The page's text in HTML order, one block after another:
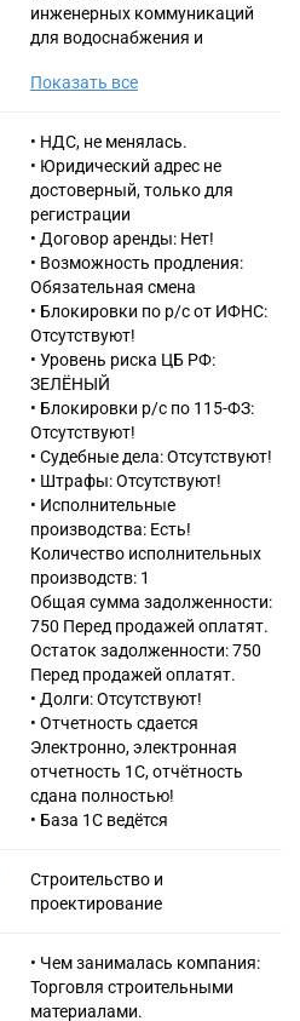
инженерных коммуникаций
для водоснабжения и
газоснабжения
земляных работ
43.21 Производство
электромонтажных работ
43.22 Производство
санитарно-технических работ,
монтаж отопительных систем
и систем кондиционирования
воздуха
43.29 Производство прочих
строительно-монтажных
работ
43.31 Производство
штукатурных работ
43.32 Работы столярные и
плотничные
43.33 Работы по устройству
покрытий полов и облицовке
стен
43.34 Производство
малярных и стекольных работ
43.39 Производство прочих
отделочных и завершающих
работ
43.91 Производство
кровельных работ
43.99 Работы строительные
специализированные прочие,
не включенные в другие
группировки
лакокрасочными
материалами и стеклом в
магазинах
68.10 Покупка и продажа
собственного недвижимого
Показать все
• НДС, не менялась.
• Юридический адрес не
достоверный, только для
регистрации
• Договор аренды: Нет!
• Возможность продления:
Обязательная смена
• Блокировки по р/с от ИФНС:
Отсутствуют!
• Уровень риска ЦБ РФ:
ЗЕЛЁНЫЙ
• Блокировки р/с по 115-ФЗ:
Отсутствуют!
• Судебные дела: Отсутствуют!
• Штрафы: Отсутствуют!
• Исполнительные
производства: Есть!
Количество исполнительных
производств: 1
Общая сумма задолженности:
750 Перед продажей оплатят.
Остаток задолженности: 750
Перед продажей оплатят.
• Долги: Отсутствуют!
• Отчетность сдается
Электронно, электронная
отчетность 1С, отчётность
сдана полностью!
• База 1С ведётся
Строительство и
проектирование
• Чем занималась компания:
Торговля строительными
материалами.